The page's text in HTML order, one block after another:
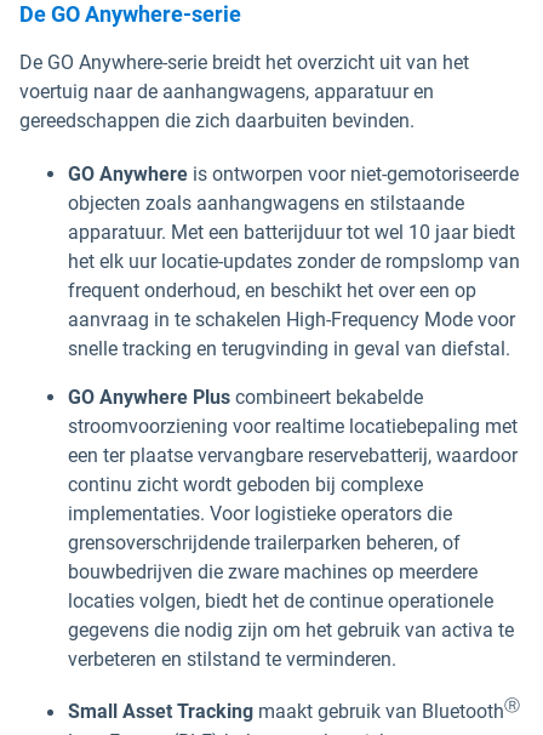
De GO Anywhere-serie
De GO Anywhere-serie breidt het overzicht uit van het
voertuig naar de aanhangwagens, apparatuur en
gereedschappen die zich daarbuiten bevinden.
GO Anywhere is ontworpen voor niet-gemotoriseerde
objecten zoals aanhangwagens en stilstaande
apparatuur. Met een batterijduur tot wel 10 jaar biedt
het elk uur locatie-updates zonder de rompslomp van
frequent onderhoud, en beschikt het over een op
aanvraag in te schakelen High-Frequency Mode voor
snelle tracking en terugvinding in geval van diefstal.
GO Anywhere Plus combineert bekabelde
stroomvoorziening voor realtime locatiebepaling met
een ter plaatse vervangbare reservebatterij, waardoor
continu zicht wordt geboden bij complexe
implementaties. Voor logistieke operators die
grensoverschrijdende trailerparken beheren, of
bouwbedrijven die zware machines op meerdere
locaties volgen, biedt het de continue operationele
gegevens die nodig zijn om het gebruik van activa te
verbeteren en stilstand te verminderen.
Small Asset Tracking maakt gebruik van BluetoothⓇ